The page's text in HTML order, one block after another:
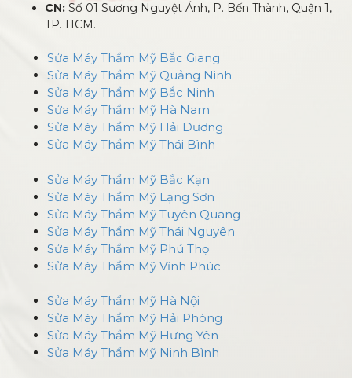
CN: Số 01 Sương Nguyệt Ánh, P. Bến Thành, Quận 1,
TP. HCM.
Sửa Máy Thẩm Mỹ Bắc Giang
Sửa Máy Thẩm Mỹ Quảng Ninh
Sửa Máy Thẩm Mỹ Bắc Ninh
Sửa Máy Thẩm Mỹ Hà Nam
Sửa Máy Thẩm Mỹ Hải Dương
Sửa Máy Thẩm Mỹ Thái Bình
Sửa Máy Thẩm Mỹ Bắc Kạn
Sửa Máy Thẩm Mỹ Lạng Sơn
Sửa Máy Thẩm Mỹ Tuyên Quang
Sửa Máy Thẩm Mỹ Thái Nguyên
Sửa Máy Thẩm Mỹ Phú Thọ
Sửa Máy Thẩm Mỹ Vĩnh Phúc
Sửa Máy Thẩm Mỹ Hà Nội
Sửa Máy Thẩm Mỹ Hải Phòng
Sửa Máy Thẩm Mỹ Hưng Yên
Sửa Máy Thẩm Mỹ Ninh Bình